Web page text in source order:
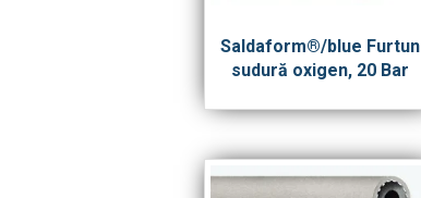
Saldaform®/blue Furtun
sudură oxigen, 20 Bar